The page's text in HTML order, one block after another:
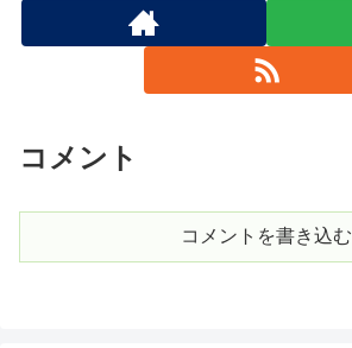
コメント
コメントを書き込む